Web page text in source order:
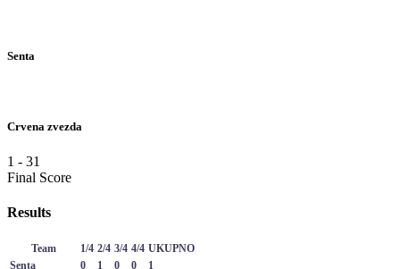
Senta
Crvena zvezda
1 - 31
Final Score
Results
Team 1/4 2/4 3/4 4/4 UKUPNO
Senta
0 1 0 0
1